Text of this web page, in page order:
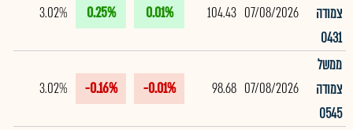
צמודה
0431
07/08/2026
104.43
0.01%
0.25%
3.02%
ממשל
צמודה
0545
07/08/2026
98.68
-0.01%
-0.16%
3.02%